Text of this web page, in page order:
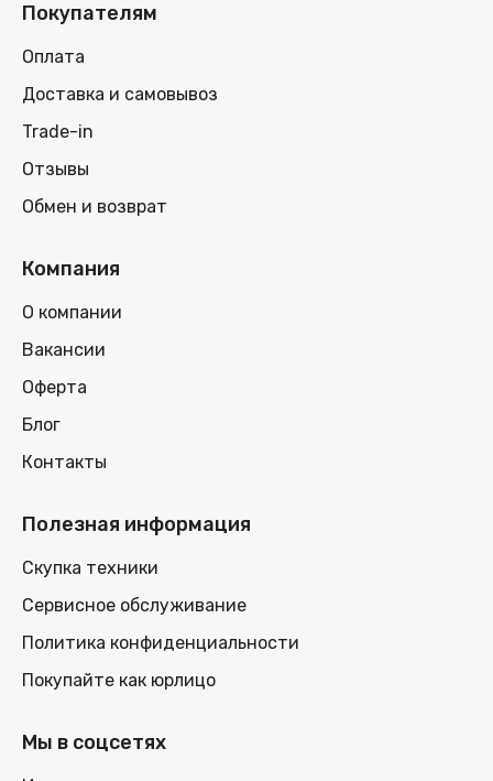
Покупателям
Оплата
Доставка и самовывоз
Trade-in
Отзывы
Обмен и возврат
Компания
О компании
Вакансии
Оферта
Блог
Контакты
Полезная информация
Скупка техники
Сервисное обслуживание
Политика конфиденциальности
Покупайте как юрлицо
Мы в соцсетях